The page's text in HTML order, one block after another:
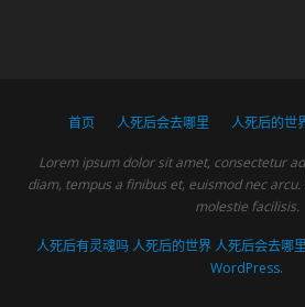
首页 人死后会去哪里 人死后的世
Lorem ipsum dolor sit amet, consectetur
diam, tempus a finibus et, euismod nec
molestie facilisis.
人死后有灵魂吗 人死后的世界 人死后会去哪里
WordPress.